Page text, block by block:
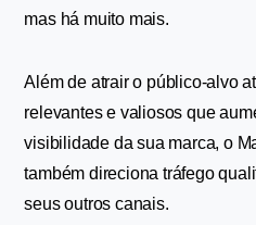
mas há muito mais.
Além de atrair o público-alvo
relevantes e valiosos que
visibilidade da sua marca, o
também direciona tráfego
seus outros canais.